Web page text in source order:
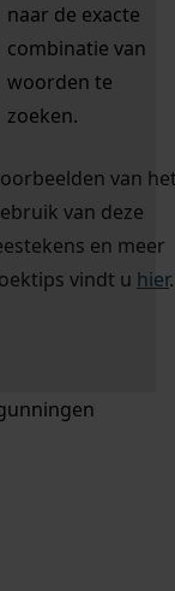
naar de exacte
combinatie van
woorden te
zoeken.
van
van deze
en meer
vindt u hier.